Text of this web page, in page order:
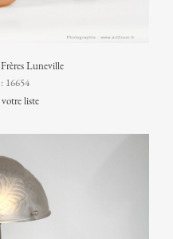
Luneville
16654
liste